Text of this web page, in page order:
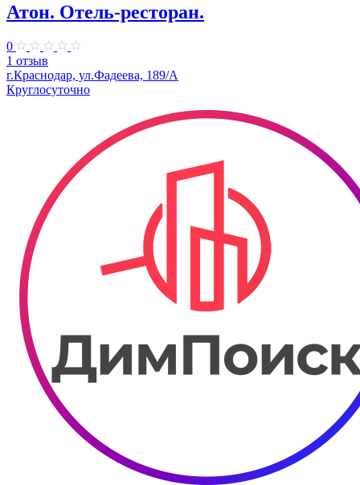
Атон. Отель-ресторан.
0
1 отзыв
г.Краснодар, ул.Фадеева, 189/А
Круглосуточно